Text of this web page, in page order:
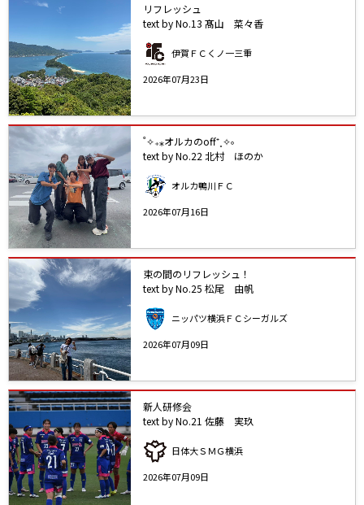
リフレッシュ
text by No.13 髙山 菜々香
伊賀ＦＣくノ一三重
2026年07月23日
˚✧₊⁎オルカのoff⁺˳✧༚
text by No.22 北村 ほのか
オルカ鴨川ＦＣ
2026年07月16日
束の間のリフレッシュ！
text by No.25 松尾 由帆
ニッパツ横浜ＦＣシーガルズ
2026年07月09日
新人研修会
text by No.21 佐藤 実玖
日体大ＳＭＧ横浜
2026年07月09日